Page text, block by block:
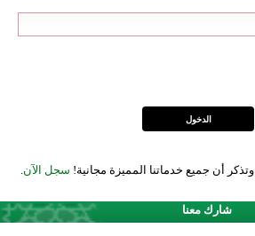
وتذكر أن جميع خدماتنا المميزة مجانية! سجل الآن.
شارك معنا